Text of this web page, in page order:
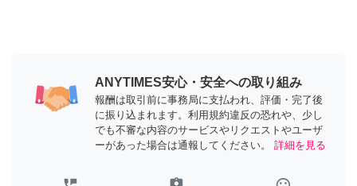
ANYTIMES安心・安全への取り組み
報酬は取引前に事務局に支払われ、評価・完了後
に振り込まれます。利用規約違反の恐れや、少し
でも不審な内容のサービスやリクエストやユーザ
ーがあった場合は通報してください。
詳細を見る